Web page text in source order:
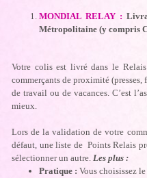
MONDIAL RELAY :
Métropolitaine (y compris
Votre colis est livré dans le
commerçants de proximité
de travail ou de vacances. C’est
mieux.
Lors de la validation de votre
défaut, une liste de Points Relais
sélectionner un autre. Les plus :
Pratique : Vous choisissez